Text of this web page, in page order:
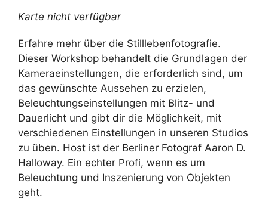
Karte nicht verfügbar
Erfahre mehr über die Stilllebenfotografie.
Dieser Workshop behandelt die Grundlagen der
Kameraeinstellungen, die erforderlich sind, um
das gewünschte Aussehen zu erzielen,
Beleuchtungseinstellungen mit Blitz- und
Dauerlicht und gibt dir die Möglichkeit, mit
verschiedenen Einstellungen in unseren Studios
zu üben. Host ist der Berliner Fotograf Aaron D.
Halloway. Ein echter Profi, wenn es um
Beleuchtung und Inszenierung von Objekten
geht.